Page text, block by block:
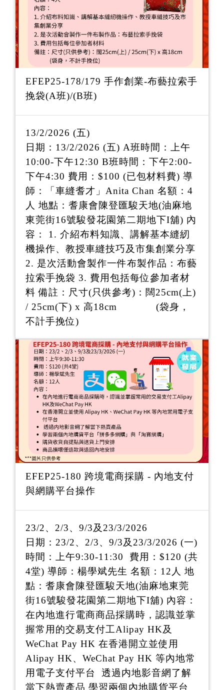
EFEP25-178/179 手作創業-布藝拉索手
挽袋(A班)/(B班)
13/2/2026 (五)
日期：13/2/2026 (五) A班時間：上午
10:00-下午12:30 B班時間：下午2:00-
下午4:30 費用：$100 (已包材料費) 導
師：「車縫耆才」Anita Chan 名額：4
人 地點：耆康會陳登匯駿天地(油麻地
東莞街16號駿發花園第二期地下I舖) 內
容： 1. 介紹布料知識、講解基本縫紉
機操作、教授車縫技巧及市集創業分享
2. 是次活動會製作一件布製作品：布藝
拉索手挽袋 3. 費用包括每位參加者材
料 備註：尺寸(只供參考)：闊25cm(上)
/ 25cm(下) x 高18cm (袋身，
不計手挽位)
EFEP25-180 跨境電商採購 - 內地支付
與網購平台操作
23/2、2/3、9/3及23/3/2026
日期：23/2、2/3、9/3及23/3/2026 (一)
時間：上午9:30-11:30 費用：$120 (共
4堂) 導師：楊學斌先生 名額：12人 地
點：耆康會陳登匯駿天地(油麻地東莞
街16號駿發花園第二期地下I舖) 內容：
在內地進行電商商品採購時，認識並掌
握常用的交易支付工Alipay HK及
WeChat Pay HK 在香港開立並使用
Alipay HK、WeChat Pay HK 等內地常
用電子支付平台 透過内地影音網了解
當下熱賣產品 學習兩個內地購貨平台